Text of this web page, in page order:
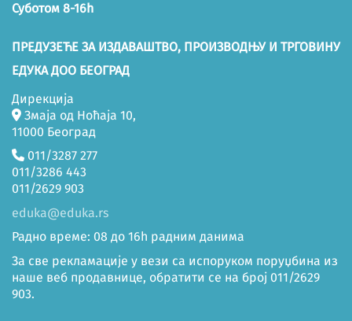
Суботом 8-16h
ПРЕДУЗЕЋЕ ЗА ИЗДАВАШТВО, ПРОИЗВОДЊУ И ТРГОВИНУ
ЕДУКА ДОО БЕОГРАД
Дирекција
Змаја од Ноћаја 10,
11000 Београд
011/3287 277
011/3286 443
011/2629 903
eduka@eduka.rs
Радно време: 08 до 16h радним данима
За све рекламације у вези са испоруком поруџбина из
наше веб продавнице, обратити се на број 011/2629
903.